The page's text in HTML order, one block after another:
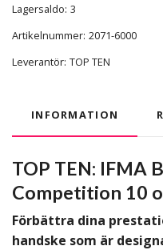
Lagersaldo: 3
Artikelnummer: 2071-6000
Leverantör: TOP TEN
INFORMATION
TOP TEN: IFMA
Competition 10
Förbättra dina
handske som är